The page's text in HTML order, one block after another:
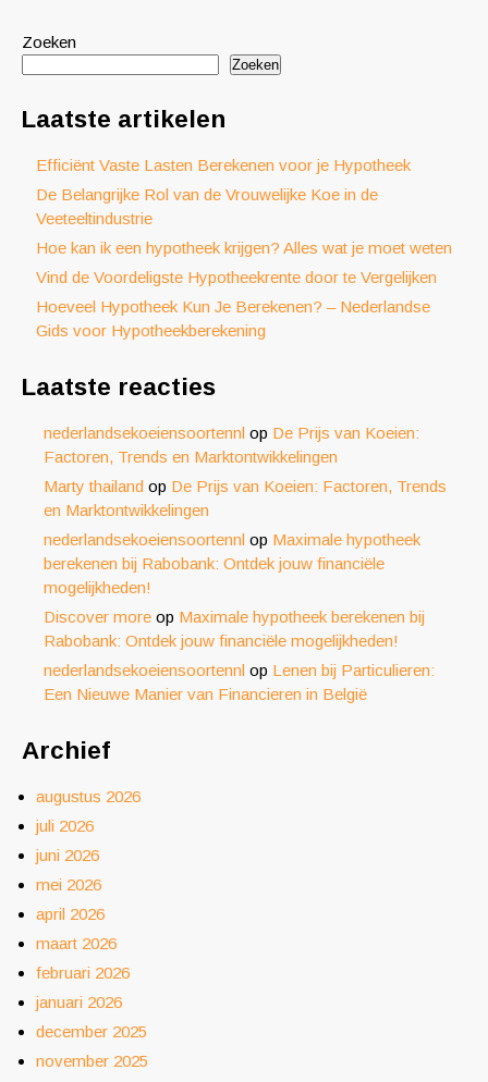
Zoeken
Zoeken
Laatste artikelen
Efficiënt Vaste Lasten Berekenen voor je Hypotheek
De Belangrijke Rol van de Vrouwelijke Koe in de
Veeteeltindustrie
Hoe kan ik een hypotheek krijgen? Alles wat je moet weten
Vind de Voordeligste Hypotheekrente door te Vergelijken
Hoeveel Hypotheek Kun Je Berekenen? – Nederlandse
Gids voor Hypotheekberekening
Laatste reacties
nederlandsekoeiensoortennl op De Prijs van Koeien:
Factoren, Trends en Marktontwikkelingen
Marty thailand op De Prijs van Koeien: Factoren, Trends
en Marktontwikkelingen
nederlandsekoeiensoortennl op Maximale hypotheek
berekenen bij Rabobank: Ontdek jouw financiële
mogelijkheden!
Discover more op Maximale hypotheek berekenen bij
Rabobank: Ontdek jouw financiële mogelijkheden!
nederlandsekoeiensoortennl op Lenen bij Particulieren:
Een Nieuwe Manier van Financieren in België
Archief
augustus 2026
juli 2026
juni 2026
mei 2026
april 2026
maart 2026
februari 2026
januari 2026
december 2025
november 2025